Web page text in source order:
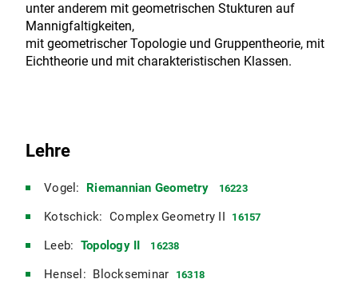
unter anderem mit geometrischen Stukturen auf
Mannigfaltigkeiten,
mit geometrischer Topologie und Gruppentheorie, mit
Eichtheorie und mit charakteristischen Klassen.
Lehre
Vogel: Riemannian Geometry 16223
Kotschick: Complex Geometry II 16157
Leeb: Topology II 16238
Hensel: Blockseminar 16318